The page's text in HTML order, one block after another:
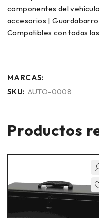
componentes del
accesorios |
Compatibles con todas
MARCAS:
SKU: AUTO-0008
Productos